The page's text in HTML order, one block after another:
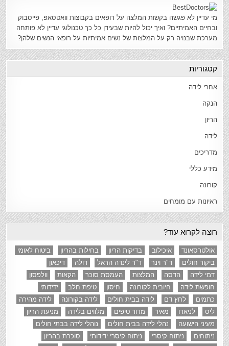
מי עדיין לא פגשה בקשות המלצה על רופאים בקבוצות וואטסאפ, פייסבוק
ובחיים האמיתיים? ואיך יכול להיות שבעידן כל כך טכנולוגי עדיין לא פותחה
מערכת שבנויה רק על המלצות של נשים אמיתיות על רופאי הנשים שלהן?
קטגוריות
אחרי לידה
הנקה
הריון
לידה
מדריכים
מידע כללי
קורונה
ראיונות עם מומחים
רוצה לקרוא עוד?
אולטרסאונד איכילוב בדיקות הריון בחילות בהריון
ביטוח לאומי
ביקור חולים
ד"ר וינר ד"ר לינדה הראל דולה
דיכאון
דמי לידה
הדסה המלצות העמסת סוכר הקאות
וולפסון
חופשת לידה
חיובית לקורונה חיסון טיפת חלב
ידידותי
כתמים
לחץ דם לידה בבית חולים לידה בקורונה
לידה מהירה
ליס
לניאדו מאיר מדור טיפים מלווים בלידה
מניעת הריון
מעיני הישועה
נהלי לידה בבית חולים
נוהלי לידה בבתי חולים
ניתוחים
ניתוח קיסרי ניתוח קיסרי ידידותי
סוכרת בהריון